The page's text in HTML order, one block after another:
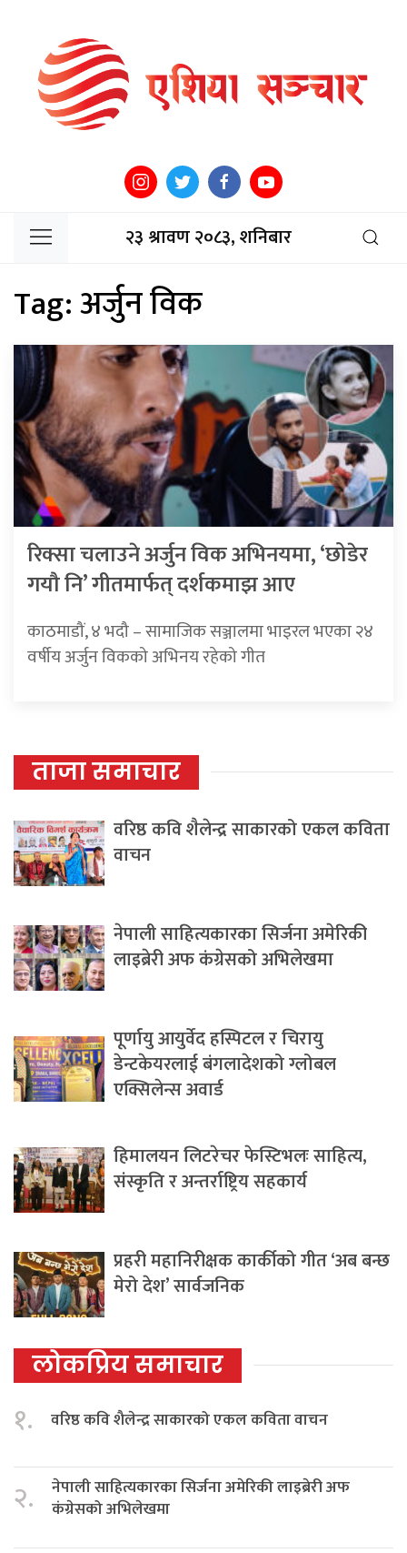
२३ श्रावण २०८३, शनिबार
Tag:अर्जुन विक
रिक्सा चलाउने अर्जुन विक अभिनयमा, ‘छोडेर
गयौ नि’ गीतमार्फत् दर्शकमाझ आए
काठमाडौं, ४ भदौ – सामाजिक सञ्जालमा भाइरल भएका २४
वर्षीय अर्जुन विकको अभिनय रहेको गीत
ताजा समाचार
वरिष्ठ कवि शैलेन्द्र साकारको एकल कविता
वाचन
नेपाली साहित्यकारका सिर्जना अमेरिकी
लाइब्रेरी अफ कंग्रेसको अभिलेखमा
पूर्णायु आयुर्वेद हस्पिटल र चिरायु
डेन्टकेयरलाई बंगलादेशको ग्लोबल
एक्सिलेन्स अवार्ड
हिमालयन लिटरेचर फेस्टिभलः साहित्य,
संस्कृति र अन्तर्राष्ट्रिय सहकार्य
प्रहरी महानिरीक्षक कार्कीको गीत ‘अब बन्छ
मेरो देश’ सार्वजनिक
लोकप्रिय समाचार
१. वरिष्ठ कवि शैलेन्द्र साकारको एकल कविता वाचन
२.
नेपाली साहित्यकारका सिर्जना अमेरिकी लाइब्रेरी अफ
कंग्रेसको अभिलेखमा